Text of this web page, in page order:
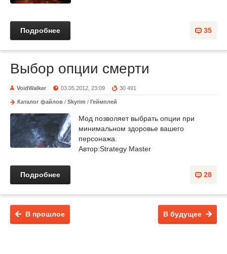
35
Подробнее
Выбор опции смерти
VoidWalker 03.05.2012, 23:09 30 491
Каталог файлов / Skyrim / Геймплей
Мод позволяет выбрать опции при
минимальном здоровье вашего
персонажа.
Автор:Strategy Master
28
Подробнее
В будущее
В прошлое